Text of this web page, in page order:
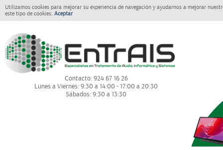
Utilizamos cookies para mejorar su experiencia de navegación y ayudarnos a mejorar
este tipo de cookies. Aceptar
Contacto: 924 67 16 26
Lunes a Viernes: 9:30 a 14:00 - 17:00 a 20:30
Sábados: 9:30 a 13:30